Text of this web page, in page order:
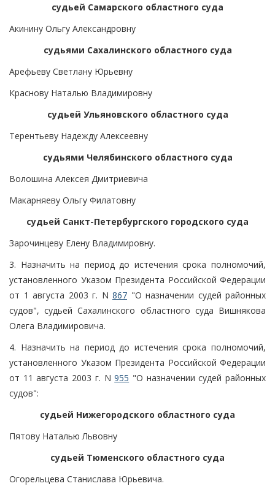
судьей Самарского областного суда
Акинину Ольгу Александровну
судьями Сахалинского областного суда
Арефьеву Светлану Юрьевну
Краснову Наталью Владимировну
судьей Ульяновского областного суда
Терентьеву Надежду Алексеевну
судьями Челябинского областного суда
Волошина Алексея Дмитриевича
Макарняеву Ольгу Филатовну
судьей Санкт-Петербургского городского суда
Зарочинцеву Елену Владимировну.
3. Назначить на период до истечения срока полномочий,
установленного Указом Президента Российской Федерации
от 1 августа 2003 г. N 867 "О назначении судей районных
судов", судьей Сахалинского областного суда Вишнякова
Олега Владимировича.
4. Назначить на период до истечения срока полномочий,
установленного Указом Президента Российской Федерации
от 11 августа 2003 г. N955 "О назначении судей районных
судов":
судьей Нижегородского областного суда
Пятову Наталью Львовну
судьей Тюменского областного суда
Огорельцева Станислава Юрьевича.